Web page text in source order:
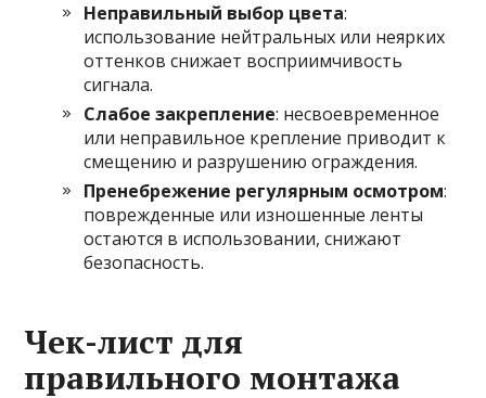
Неправильный выбор цвета:
использование нейтральных или неярких
оттенков снижает восприимчивость
сигнала.
Слабое закрепление: несвоевременное
или неправильное крепление приводит к
смещению и разрушению ограждения.
Пренебрежение регулярным осмотром:
поврежденные или изношенные ленты
остаются в использовании, снижают
безопасность.
Чек-лист для
правильного монтажа